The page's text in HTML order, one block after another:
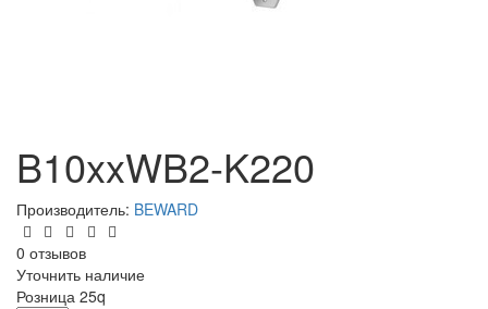
B10xxWB2-K220
Производитель: BEWARD
0 отзывов
Уточнить наличие
Розница 25q